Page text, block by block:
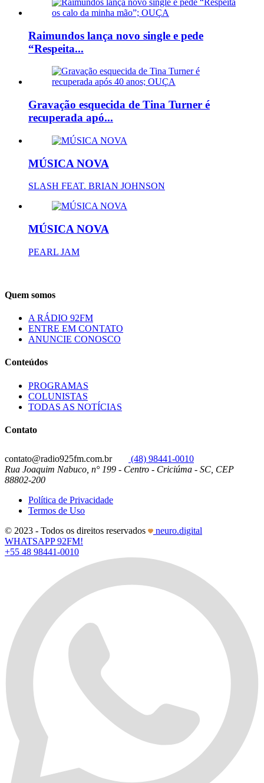
Raimundos lança novo single e pede
“Respeita...
Gravação esquecida de Tina Turner é
recuperada apó...
MÚSICA NOVA
SLASH FEAT. BRIAN JOHNSON
MÚSICA NOVA
PEARL JAM
Quem somos
A RÁDIO 92FM
ENTRE EM CONTATO
ANUNCIE CONOSCO
Conteúdos
PROGRAMAS
COLUNISTAS
TODAS AS NOTÍCIAS
Contato
contato@radio925fm.com.br
(48) 98441-0010
Rua Joaquim Nabuco, n° 199 - Centro - Criciúma - SC, CEP
88802-200
Política de Privacidade
Termos de Uso
© 2023 - Todos os direitos reservados
neuro.digital
WHATSAPP 92FM!
+55 48 98441-0010